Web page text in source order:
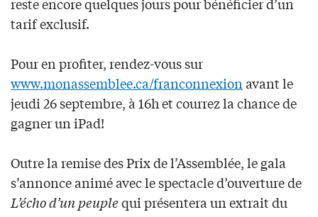
reste encore quelques jours pour bénéficier d’un
tarif exclusif.
Pour en profiter, rendez-vous sur
www.monassemblee.ca/franconnexionavant le
jeudi 26 septembre, à 16h et courrez la chance de
gagner un iPad!
Outre la remise des Prix de l’Assemblée, le gala
s’annonce animé avec le spectacle d’ouverture de
L’écho d’un peuplequi présentera un extrait du